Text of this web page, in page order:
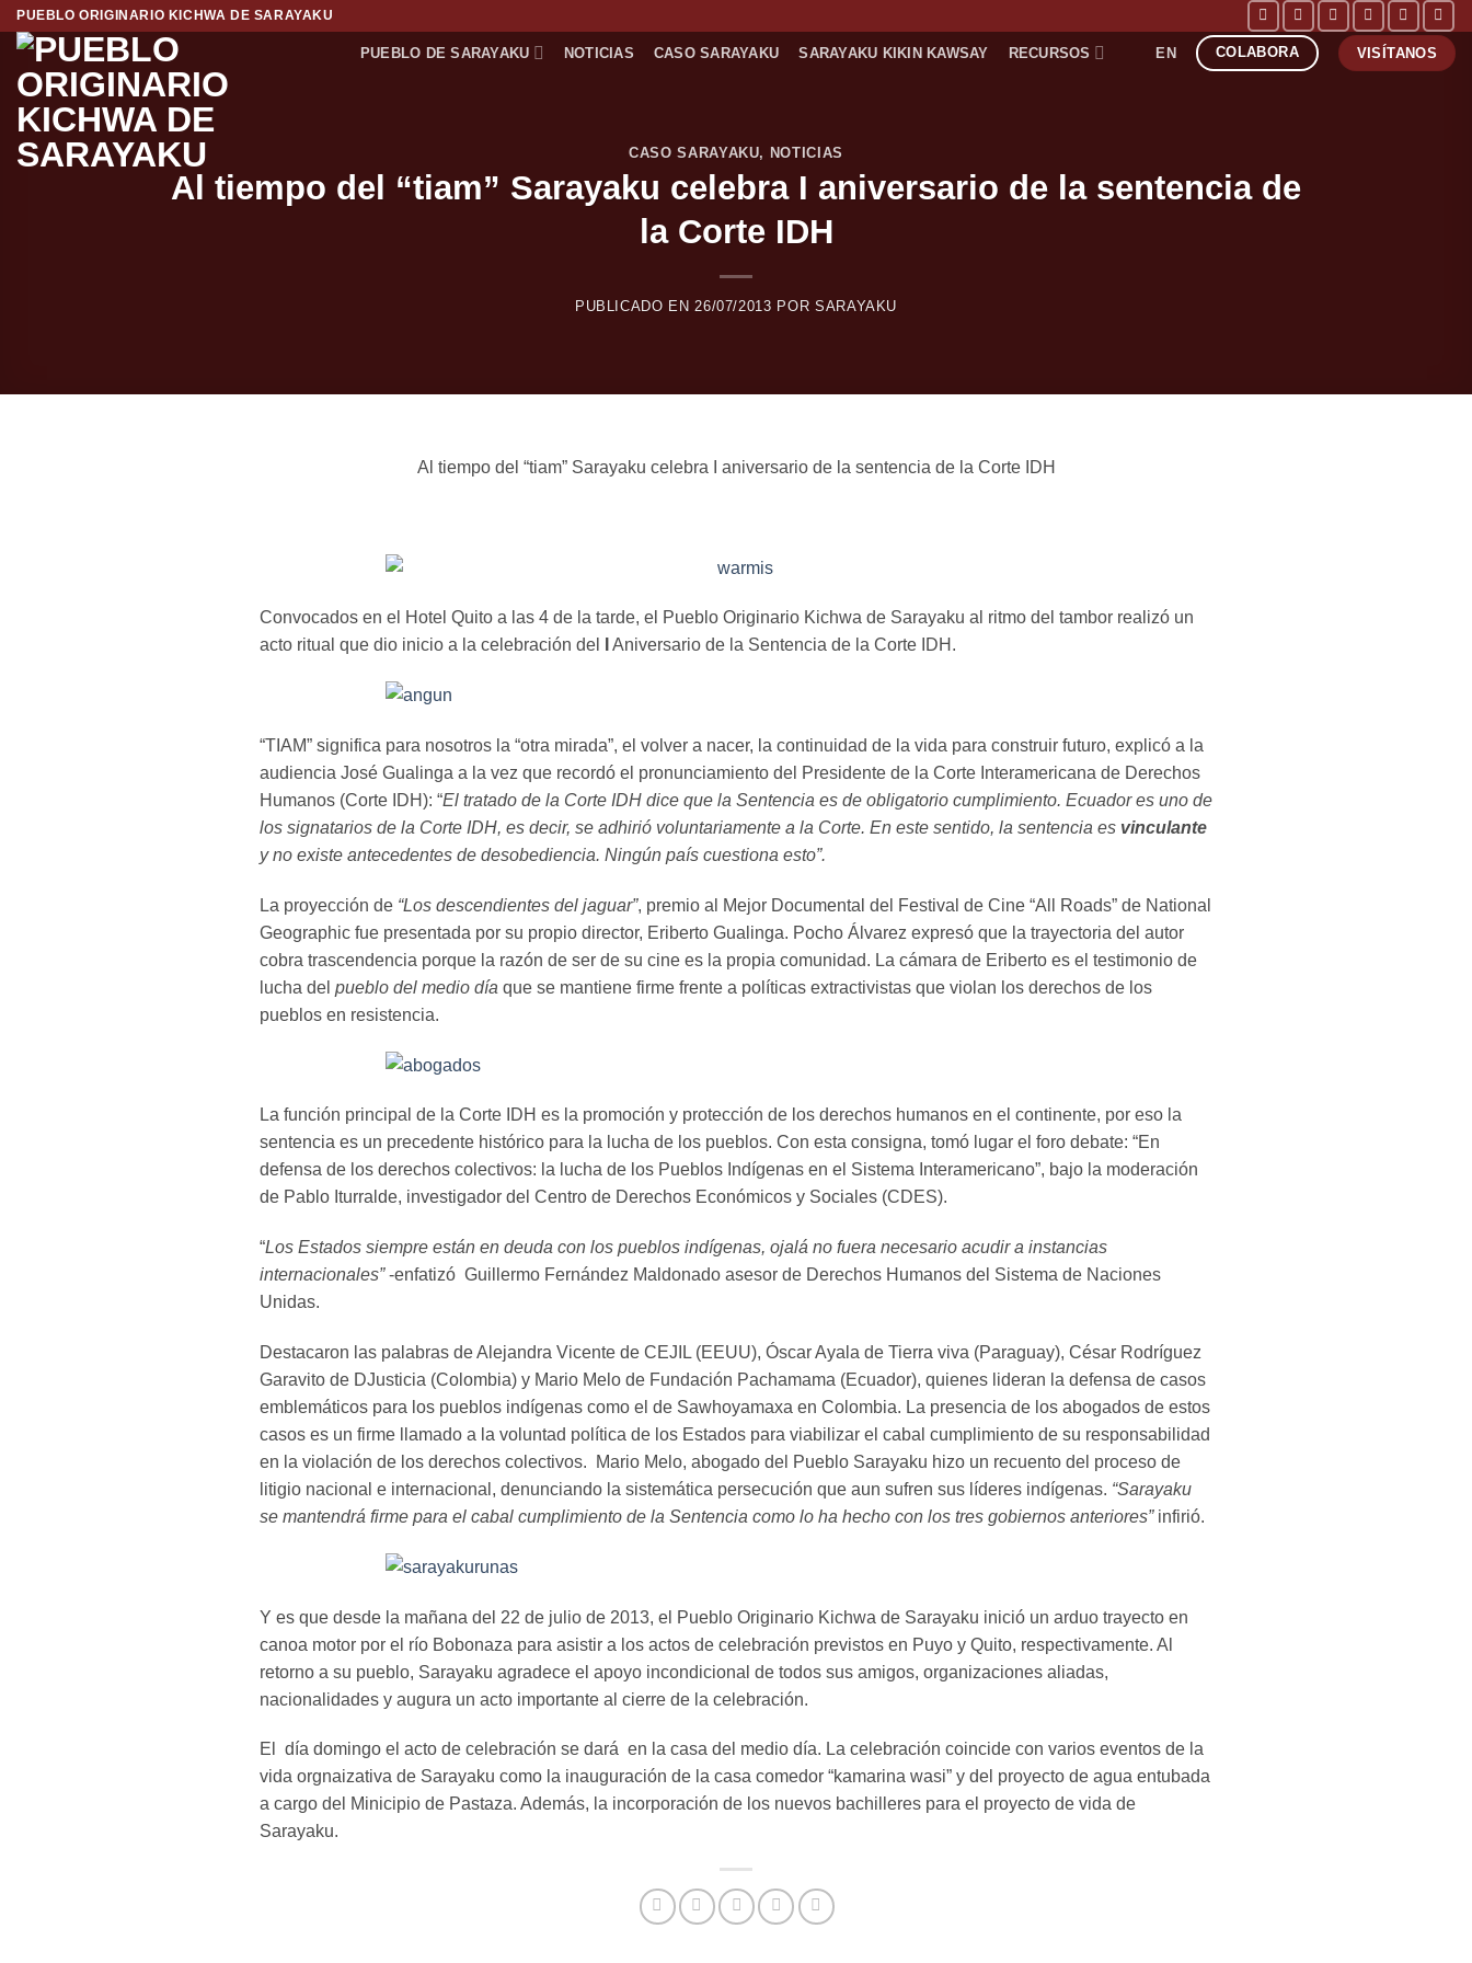
Saltar
contenido
PUEBLO ORIGINARIO KICHWA DE SARAYAKU
PUEBLO DE SARAYAKU NOTICIAS CASO SARAYAKU SARAYAKU KIKIN KAWSAY RECURSOS EN COLABORA VISÍTANOS
CASO SARAYAKU, NOTICIAS
Al tiempo del “tiam” Sarayaku celebra I aniversario de la sentencia de
la Corte IDH
PUBLICADO EN26/07/2013 POR SARAYAKU
Al tiempo del “tiam” Sarayaku celebra I aniversario de la sentencia de la Corte IDH
Convocados en el Hotel Quito a las 4 de la tarde, el Pueblo Originario Kichwa de Sarayaku al ritmo del tambor realizó un
acto ritual que dio inicio a la celebración del
Aniversario de la Sentencia de la Corte IDH.
“TIAM” significa para nosotros la “otra mirada”, el volver a nacer, la continuidad de la vida para construir futuro, explicó a la
audiencia José Gualinga a la vez que recordó el pronunciamiento del Presidente de la Corte Interamericana de Derechos
Humanos (Corte IDH): “El tratado de la Corte IDH dice que la Sentencia es de obligatorio cumplimiento. Ecuador es uno de
los signatarios de la Corte IDH, es decir, se adhirió voluntariamente a la Corte. En este sentido, la sentencia es vinculante
y no existe antecedentes de desobediencia. Ningún país cuestiona esto”.
La proyección de “Los descendientes del jaguar”, premio al Mejor Documental del Festival de Cine “All Roads” de National
Geographic fue presentada por su propio director, Eriberto Gualinga. Pocho Álvarez expresó que la trayectoria del autor
cobra trascendencia porque la razón de ser de su cine es la propia comunidad. La cámara de Eriberto es el testimonio de
lucha del pueblo del medio día que se mantiene firme frente a políticas extractivistas que violan los derechos de los
pueblos en resistencia.
La función principal de la Corte IDH es la promoción y protección de los derechos humanos en el continente, por eso la
sentencia es un precedente histórico para la lucha de los pueblos. Con esta consigna, tomó lugar el foro debate: “En
defensa de los derechos colectivos: la lucha de los Pueblos Indígenas en el Sistema Interamericano”, bajo la moderación
de Pablo Iturralde, investigador del Centro de Derechos Económicos y Sociales (CDES).
“Los Estados siempre están en deuda con los pueblos indígenas, ojalá no fuera necesario acudir a instancias
internacionales”-enfatizó Guillermo Fernández Maldonado asesor de Derechos Humanos del Sistema de Naciones
Unidas.
Destacaron las palabras de Alejandra Vicente de CEJIL (EEUU), Óscar Ayala de Tierra viva (Paraguay), César Rodríguez
Garavito de DJusticia (Colombia) y Mario Melo de Fundación Pachamama (Ecuador), quienes lideran la defensa de casos
emblemáticos para los pueblos indígenas como el de Sawhoyamaxa en Colombia. La presencia de los abogados de estos
casos es un firme llamado a la voluntad política de los Estados para viabilizar el cabal cumplimiento de su responsabilidad
en la violación de los derechos colectivos. Mario Melo, abogado del Pueblo Sarayaku hizo un recuento del proceso de
litigio nacional e internacional, denunciando la sistemática persecución que aun sufren sus líderes indígenas. “Sarayaku
se mantendrá firme para el cabal cumplimiento de la Sentencia como lo ha hecho con los tres gobiernos anteriores”infirió.
Y es que desde la mañana del 22 de julio de 2013, el Pueblo Originario Kichwa de Sarayaku inició un arduo trayecto en
canoa motor por el río Bobonaza para asistir a los actos de celebración previstos en Puyo y Quito, respectivamente. Al
retorno a su pueblo, Sarayaku agradece el apoyo incondicional de todos sus amigos, organizaciones aliadas,
nacionalidades y augura un acto importante al cierre de la celebración.
El día domingo el acto de celebración se dará en la casa del medio día. La celebración coincide con varios eventos de la
vida orgnaizativa de Sarayaku como la inauguración de la casa comedor “kamarina wasi” y del proyecto de agua entubada
a cargo del Minicipio de Pastaza. Además, la incorporación de los nuevos bachilleres para el proyecto de vida de
Sarayaku.